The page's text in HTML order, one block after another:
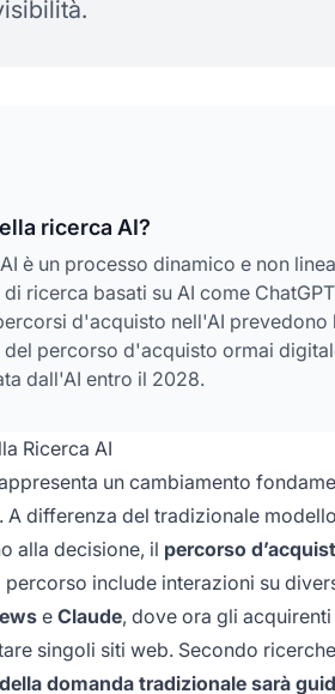
ricerca AI?
è un processo dinamico e non
ricerca basati su AI come
d'acquisto nell'AI
percorso d'acquisto ormai
dall'AI entro il 2028.
Ricerca AI
un cambiamento
differenza del tradizionale
alla decisione, il percorso
include interazioni su
e Claude, dove ora gli
singoli siti web. Secondo
domanda tradizionale sarà